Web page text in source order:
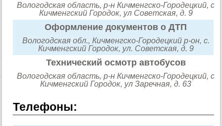
Вологодская область, р-н Кичменгско-Городецкий, с
Кичменгский Городок, ул Советская, д. 9
Оформление документов о ДТП
Вологодская обл., Кичменгско-Городецкий р-он, с.
Кичменгский Городок, ул. Советская, д. 9
Технический осмотр автобусов
Вологодская область, р-н Кичменгско-Городецкий, с
Кичменгский Городок, ул Заречная, д. 63
Телефоны: